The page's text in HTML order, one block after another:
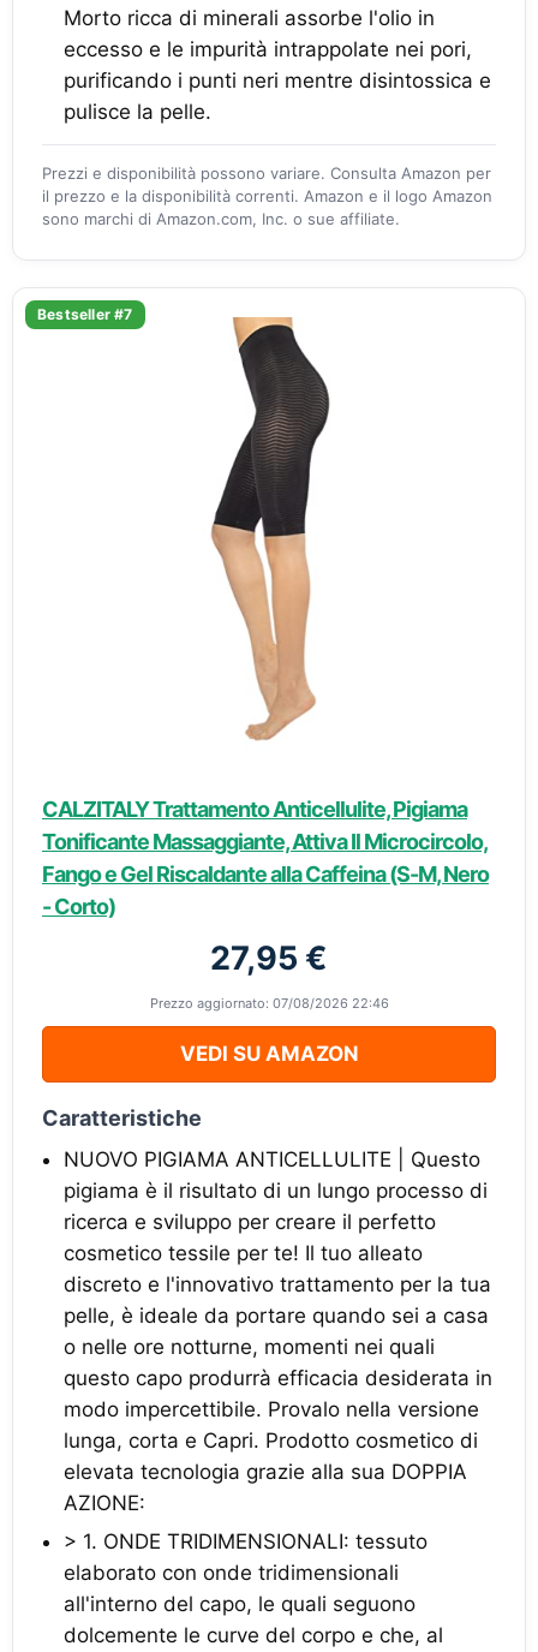
Morto ricca di minerali assorbe l'olio in
eccesso e le impurità intrappolate nei pori,
purificando i punti neri mentre disintossica e
pulisce la pelle.
Prezzi e disponibilità possono variare. Consulta Amazon per
il prezzo e la disponibilità correnti. Amazon e il logo Amazon
sono marchi di Amazon.com, Inc. o sue affiliate.
Bestseller #7
CALZITALY Trattamento Anticellulite, Pigiama
Tonificante Massaggiante, Attiva Il Microcircolo,
Fango e Gel Riscaldante alla Caffeina (S-M, Nero
- Corto)
27,95 €
Prezzo aggiornato: 07/08/2026 22:46
VEDI SU AMAZON
Caratteristiche
NUOVO PIGIAMA ANTICELLULITE | Questo
pigiama è il risultato di un lungo processo di
ricerca e sviluppo per creare il perfetto
cosmetico tessile per te! Il tuo alleato
discreto e l'innovativo trattamento per la tua
pelle, è ideale da portare quando sei a casa
o nelle ore notturne, momenti nei quali
questo capo produrrà efficacia desiderata in
modo impercettibile. Provalo nella versione
lunga, corta e Capri. Prodotto cosmetico di
elevata tecnologia grazie alla sua DOPPIA
AZIONE:
> 1. ONDE TRIDIMENSIONALI: tessuto
elaborato con onde tridimensionali
all'interno del capo, le quali seguono
dolcemente le curve del corpo e che, al